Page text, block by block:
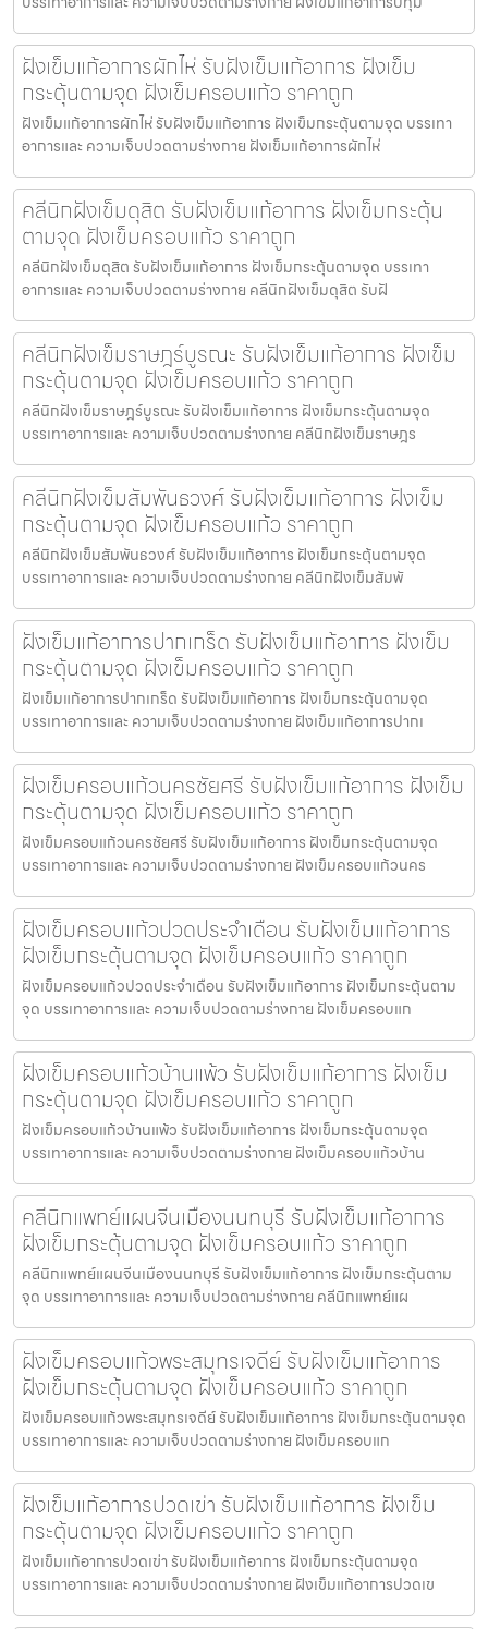
ฝังเข็มแก้อาการผักไห่ รับฝังเข็มแก้อาการ ฝังเข็ม
กระตุ้นตามจุด ฝังเข็มครอบแก้ว ราคาถูก
ฝังเข็มแก้อาการผักไห่ รับฝังเข็มแก้อาการ ฝังเข็มกระตุ้นตามจุด บรรเทา
อาการและ ความเจ็บปวดตามร่างกาย ฝังเข็มแก้อาการผักไห่
คลีนิกฝังเข็มดุสิต รับฝังเข็มแก้อาการ ฝังเข็มกระตุ้น
ตามจุด ฝังเข็มครอบแก้ว ราคาถูก
คลีนิกฝังเข็มดุสิต รับฝังเข็มแก้อาการ ฝังเข็มกระตุ้นตามจุด บรรเทา
อาการและ ความเจ็บปวดตามร่างกาย คลีนิกฝังเข็มดุสิต รับฝั
คลีนิกฝังเข็มราษฎร์บูรณะ รับฝังเข็มแก้อาการ ฝังเข็ม
กระตุ้นตามจุด ฝังเข็มครอบแก้ว ราคาถูก
คลีนิกฝังเข็มราษฎร์บูรณะ รับฝังเข็มแก้อาการ ฝังเข็มกระตุ้นตามจุด
บรรเทาอาการและ ความเจ็บปวดตามร่างกาย คลีนิกฝังเข็มราษฎร
คลีนิกฝังเข็มสัมพันธวงศ์ รับฝังเข็มแก้อาการ ฝังเข็ม
กระตุ้นตามจุด ฝังเข็มครอบแก้ว ราคาถูก
คลีนิกฝังเข็มสัมพันธวงศ์ รับฝังเข็มแก้อาการ ฝังเข็มกระตุ้นตามจุด
บรรเทาอาการและ ความเจ็บปวดตามร่างกาย คลีนิกฝังเข็มสัมพั
ฝังเข็มแก้อาการปากเกร็ด รับฝังเข็มแก้อาการ ฝังเข็ม
กระตุ้นตามจุด ฝังเข็มครอบแก้ว ราคาถูก
ฝังเข็มแก้อาการปากเกร็ด รับฝังเข็มแก้อาการ ฝังเข็มกระตุ้นตามจุด
บรรเทาอาการและ ความเจ็บปวดตามร่างกาย ฝังเข็มแก้อาการปากเ
ฝังเข็มครอบแก้วนครชัยศรี รับฝังเข็มแก้อาการ ฝังเข็ม
กระตุ้นตามจุด ฝังเข็มครอบแก้ว ราคาถูก
ฝังเข็มครอบแก้วนครชัยศรี รับฝังเข็มแก้อาการ ฝังเข็มกระตุ้นตามจุด
บรรเทาอาการและ ความเจ็บปวดตามร่างกาย ฝังเข็มครอบแก้วนคร
ฝังเข็มครอบแก้วปวดประจําเดือน รับฝังเข็มแก้อาการ
ฝังเข็มกระตุ้นตามจุด ฝังเข็มครอบแก้ว ราคาถูก
ฝังเข็มครอบแก้วปวดประจําเดือน รับฝังเข็มแก้อาการ ฝังเข็มกระตุ้นตาม
จุด บรรเทาอาการและ ความเจ็บปวดตามร่างกาย ฝังเข็มครอบแก
ฝังเข็มครอบแก้วบ้านแพ้ว รับฝังเข็มแก้อาการ ฝังเข็ม
กระตุ้นตามจุด ฝังเข็มครอบแก้ว ราคาถูก
ฝังเข็มครอบแก้วบ้านแพ้ว รับฝังเข็มแก้อาการ ฝังเข็มกระตุ้นตามจุด
บรรเทาอาการและ ความเจ็บปวดตามร่างกาย ฝังเข็มครอบแก้วบ้าน
คลีนิกแพทย์แผนจีนเมืองนนทบุรี รับฝังเข็มแก้อาการ
ฝังเข็มกระตุ้นตามจุด ฝังเข็มครอบแก้ว ราคาถูก
คลีนิกแพทย์แผนจีนเมืองนนทบุรี รับฝังเข็มแก้อาการ ฝังเข็มกระตุ้นตาม
จุด บรรเทาอาการและ ความเจ็บปวดตามร่างกาย คลีนิกแพทย์แผ
ฝังเข็มครอบแก้วพระสมุทรเจดีย์ รับฝังเข็มแก้อาการ
ฝังเข็มกระตุ้นตามจุด ฝังเข็มครอบแก้ว ราคาถูก
ฝังเข็มครอบแก้วพระสมุทรเจดีย์ รับฝังเข็มแก้อาการ ฝังเข็มกระตุ้นตามจุด
บรรเทาอาการและ ความเจ็บปวดตามร่างกาย ฝังเข็มครอบแก
ฝังเข็มแก้อาการปวดเข่า รับฝังเข็มแก้อาการ ฝังเข็ม
กระตุ้นตามจุด ฝังเข็มครอบแก้ว ราคาถูก
ฝังเข็มแก้อาการปวดเข่า รับฝังเข็มแก้อาการ ฝังเข็มกระตุ้นตามจุด
บรรเทาอาการและ ความเจ็บปวดตามร่างกาย ฝังเข็มแก้อาการปวดเข